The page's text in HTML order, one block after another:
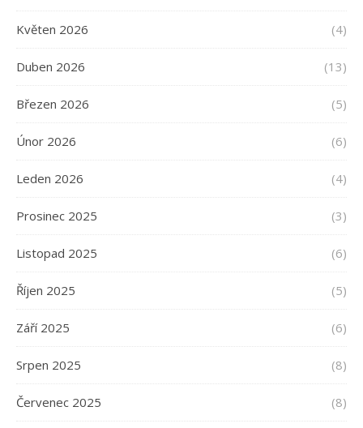
Květen 2026 (4)
Duben 2026 (13)
Březen 2026 (5)
Únor 2026 (6)
Leden 2026 (4)
Prosinec 2025 (3)
Listopad 2025 (6)
Říjen 2025 (5)
Září 2025 (6)
Srpen 2025 (8)
Červenec 2025 (8)